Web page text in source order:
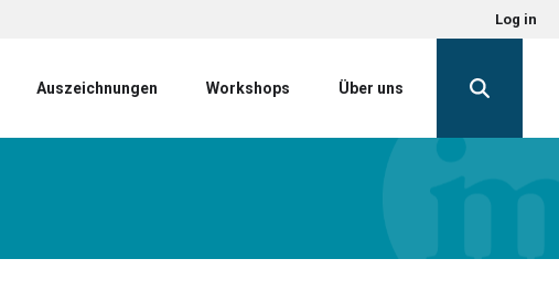
Log in
Auszeichnungen Workshops Über uns